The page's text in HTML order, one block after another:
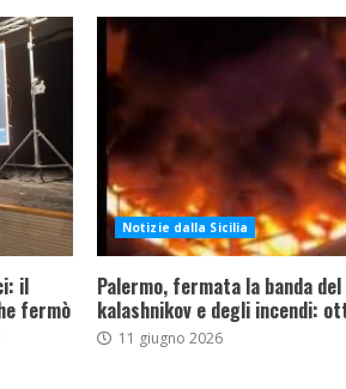
il
fermò
Notizie dalla Sicilia
Palermo, fermata la banda del
kalashnikov e degli incendi:
11 giugno 2026